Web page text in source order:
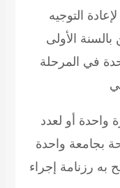
التوجيه
بالسنة الأولى
في المرحلة
واحدة أو لعدد
بجامعة واحدة
به رزنامة إجراء